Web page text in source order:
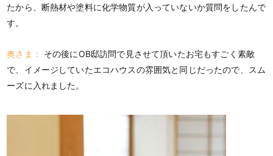
たから、断熱材や塗料に化学物質が入っていないか質問をしたんで
す。
奥さま：
その後にOB邸訪問で見させて頂いたお宅もすごく素敵
で、イメージしていたエコハウスの雰囲気と同じだったので、スム
ーズに入れました。